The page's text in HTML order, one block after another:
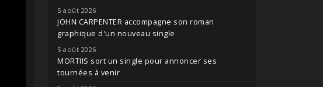
5 août 2026
JOHN CARPENTER accompagne son roman
graphique d'un nouveau single
5 août 2026
MORTIIS sort un single pour annoncer ses
tournées à venir